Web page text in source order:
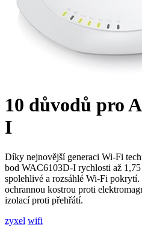
10 důvodů pro
I
Díky nejnovější generaci Wi-Fi
bod WAC6103D-I rychlosti až
spolehlivé a rozsáhlé Wi-Fi pokrytí.
ochrannou kostrou proti
izolací proti přehřátí.
zyxel wifi